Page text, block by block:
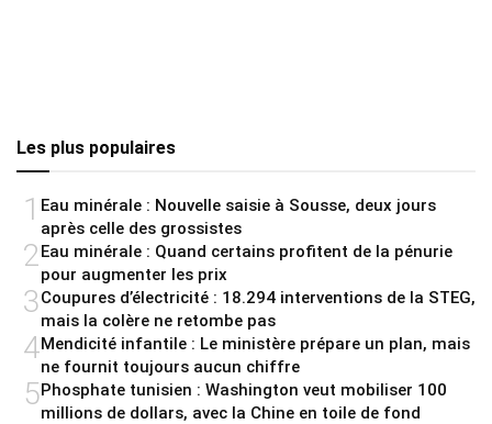
Les plus populaires
1 Eau minérale : Nouvelle saisie à Sousse, deux jours
après celle des grossistes
2 Eau minérale : Quand certains profitent de la pénurie
pour augmenter les prix
3Coupures d’électricité : 18.294 interventions de la STEG,
mais la colère ne retombe pas
4Mendicité infantile : Le ministère prépare un plan, mais
ne fournit toujours aucun chiffre
5Phosphate tunisien : Washington veut mobiliser 100
millions de dollars, avec la Chine en toile de fond